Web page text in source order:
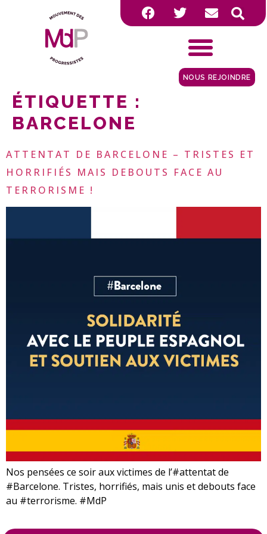
NOUS REJOINDRE
ÉTIQUETTE :
BARCELONE
ATTENTAT DE BARCELONE – TRISTES ET
HORRIFIÉS MAIS DEBOUTS FACE AU
TERRORISME !
Nos pensées ce soir aux victimes de l’#attentat de
#Barcelone. Tristes, horrifiés, mais unis et debouts face
au #terrorisme. #MdP